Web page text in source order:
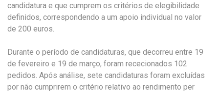
candidatura e que cumprem os critérios de elegibilidade
definidos, correspondendo a um apoio individual no valor
de 200 euros.
Durante o período de candidaturas, que decorreu entre 19
de fevereiro e 19 de março, foram rececionados 102
pedidos. Após análise, sete candidaturas foram excluídas
por não cumprirem o critério relativo ao rendimento per